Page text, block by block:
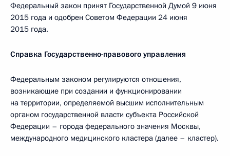
Федеральный закон принят Государственной Думой 9 июня
2015 года и одобрен Советом Федерации 24 июня
2015 года.
Справка Государственно-правового управления
Федеральным законом регулируются отношения,
возникающие при создании и функционировании
на территории, определяемой высшим исполнительным
органом государственной власти субъекта Российской
Федерации – города федерального значения Москвы,
международного медицинского кластера (далее – кластер).